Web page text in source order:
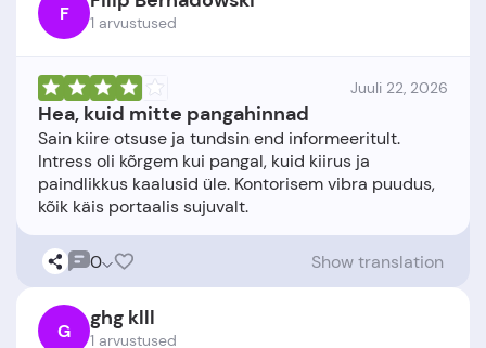
F 1 arvustused
Juuli 22, 2026
Hea, kuid mitte pangahinnad
Sain kiire otsuse ja tundsin end informeeritult.
Intress oli kõrgem kui pangal, kuid kiirus ja
paindlikkus kaalusid üle. Kontorisem vibra puudus,
0 Show translation
G ghg klll
1 arvustused